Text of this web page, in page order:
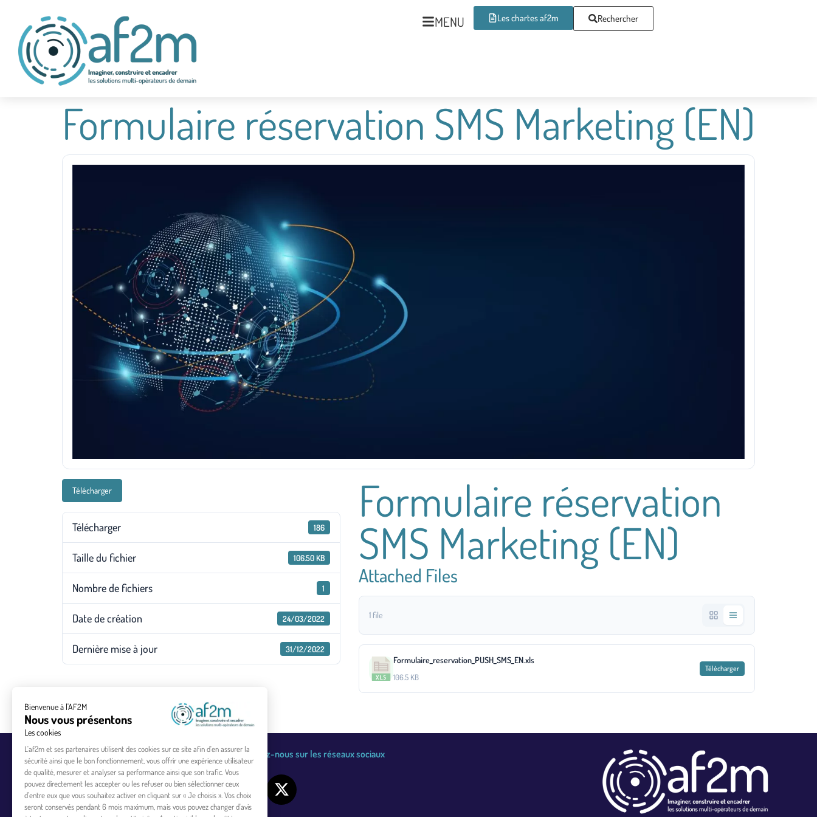
Bienvenue à l'AF2M
Nous vous présentons
Les cookies
L'af2m et ses partenaires utilisent des cookies sur ce site afin d'en assurer la
sécurité ainsi que le bon fonctionnement, vous offrir une expérience utilisateur
de qualité, mesurer et analyser sa performance ainsi que son trafic. Vous
pouvez directement les accepter ou les refuser ou bien sélectionner ceux
d'entre eux que vous souhaitez activer en cliquant sur « Je choisis ». Vos choix
seront conservés pendant 6 mois maximum, mais vous pouvez changer d'avis
MENU Les chartes af2m Rechercher
Formulaire réservation SMS Marketing (EN)
Télécharger
Télécharger 186
Taille du fichier 106.50 KB
Nombre de fichiers 1
Date de création 24/03/2022
Dernière mise à jour 31/12/2022
Formulaire réservation
SMS Marketing (EN)
Attached Files
1 file
Formulaire_reservation_PUSH_SMS_EN.xls
106.5 KB
Télécharger
Coordonnées
3-5 rue Joseph Sansboeuf
75008 Paris
Retrouvez-nous sur les réseaux sociaux